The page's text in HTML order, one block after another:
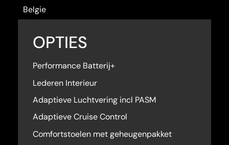
Belgie
OPTIES
Performance Batterij+
Lederen Interieur
Adaptieve Luchtvering incl PASM
Adaptieve Cruise Control
Comfortstoelen met geheugenpakket